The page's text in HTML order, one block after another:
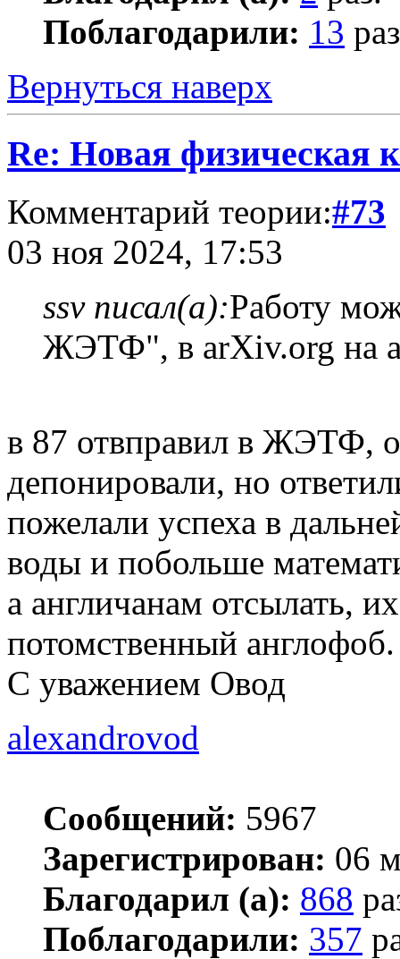
Поблагодарили: 13
Вернуться наверх
Re: Новая физическая
Комментарий теории:#73
03 ноя 2024, 17:53
ssv писал(а):Работу
ЖЭТФ", в arXiv.org на
в 87 отвправил в ЖЭТФ,
депонировали, но
пожелали успеха в
воды и побольше
а англичанам отсылать,
потомственный англофоб.
С уважением Овод
alexandrovod
Сообщений: 5967
Зарегистрирован: 06
Благодарил (а): 868
Поблагодарили: 357